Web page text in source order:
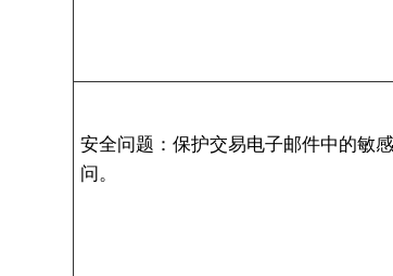
安全问题：保护交易电子邮件中的敏
问。